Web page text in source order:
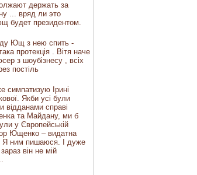
держать за
... вряд ли это
будет президентом.
Ющ з нею спить -
протекція . Вітя наче
з шоубізнесу , всіх
постіль
симпатизую Ірині
Якби усі були
відданами справі
та Майдану, ми б
у Європейській
Ющенко – видатна
Я ним пишаюся. І дуже
він не мій